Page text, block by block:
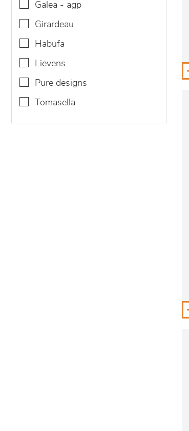
galea - agp
girardeau
habufa
lievens
pure designs
tomasella